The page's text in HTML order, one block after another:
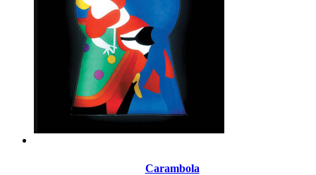
Carambola